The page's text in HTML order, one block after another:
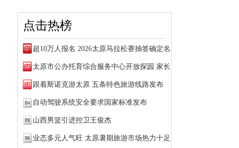
点击热榜
超10万人报名 2026太原马拉松赛抽签确定名额
跟着斯诺克游太原 五条特色旅游线路发布
自动驾驶系统安全要求国家标准发布
山西男篮引进控卫王俊杰
业态多元人气旺 太原暑期旅游市场热力十足